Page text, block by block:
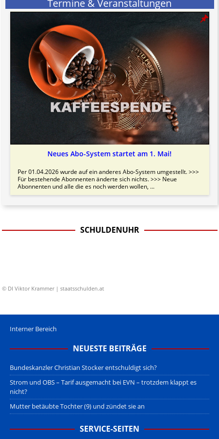
Bitte beachten Sie in dem Zusammenhang auch unsereAGB.
Termine & Veranstaltungen
Neues Abo-System startet am 1. Mai!
Per 01.04.2026 wurde auf ein anderes Abo-System umgestellt. >>>
Für bestehende Abonnenten änderte sich nichts. >>> Neue
Abonnenten und alle die es noch werden wollen, ...
SCHULDENUHR
© DI Viktor Krammer | staatsschulden.at
Interner Bereich
NEUESTE BEITRÄGE
Bundeskanzler Christian Stocker entschuldigt sich?
Strom und OBS – Tarif ausgemacht bei EVN – trotzdem klappt es
nicht?
Mutter betäubte Tochter (9) und zündet sie an
SERVICE-SEITEN